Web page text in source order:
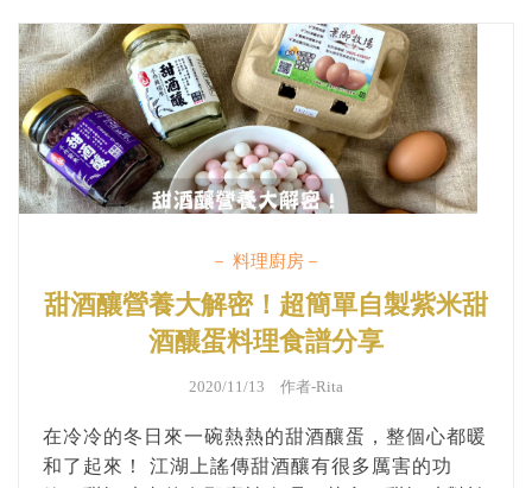
－ 料理廚房－
甜酒釀營養大解密！超簡單自製紫米甜
酒釀蛋料理食譜分享
2020/11/13 作者-Rita
在冷冷的冬日來一碗熱熱的甜酒釀蛋，整個心都暖
和了起來！ 江湖上謠傳甜酒釀有很多厲害的功